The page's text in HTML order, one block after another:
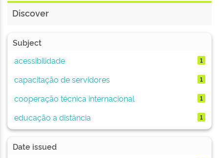
Discover
Subject
acessibilidade
1
capacitação de servidores 1
cooperação técnica internacional 1
educação a distância 1
Date issued